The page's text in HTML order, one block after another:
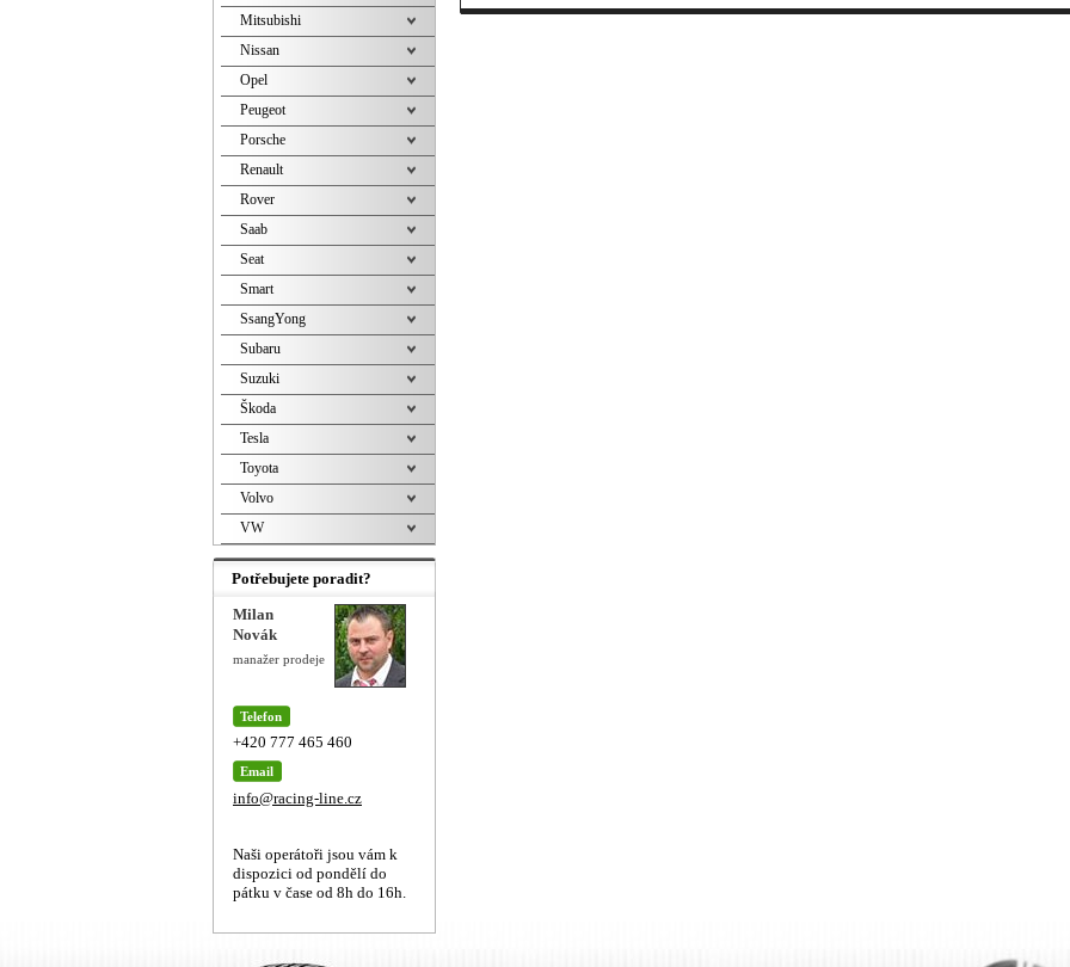
Mitsubishi
Nissan
Opel
Peugeot
Porsche
Renault
Rover
Saab
Seat
Smart
SsangYong
Subaru
Suzuki
Škoda
Tesla
Toyota
Volvo
VW
Potřebujete poradit?
Milan
Novák
manažer prodeje
Telefon
+420 777 465 460
Email
info@racing-line.cz
Naši operátoři jsou vám k
dispozici od pondělí do
pátku v čase od 8h do 16h.